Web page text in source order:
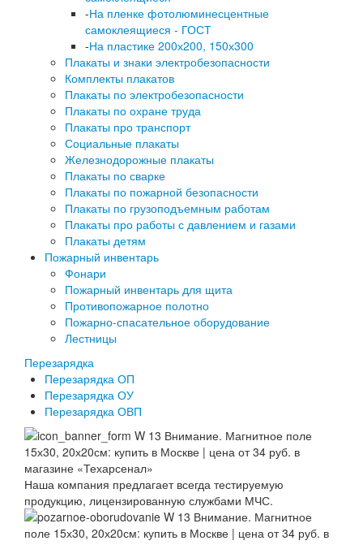
-На пленке фотолюминесцентные
самоклеящиеся - ГОСТ
-На пластике 200х200, 150х300
Плакаты и знаки электробезопасности
Комплекты плакатов
Плакаты по электробезопасности
Плакаты по охране труда
Плакаты про транспорт
Социальные плакаты
Железнодорожные плакаты
Плакаты по сварке
Плакаты по пожарной безопасности
Плакаты по грузоподъемным работам
Плакаты про работы с давлением и газами
Плакаты детям
Пожарный инвентарь
Фонари
Пожарный инвентарь для щита
Противопожарное полотно
Пожарно-спасательное оборудование
Лестницы
Перезарядка
Перезарядка ОП
Перезарядка ОУ
Перезарядка ОВП
Наша компания предлагает всегда тестируемую
продукцию, лицензированную службами МЧС.